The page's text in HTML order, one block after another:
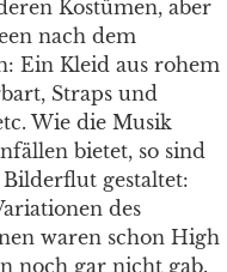
Kostümen, aber
nach dem
Ein Kleid aus rohem
Straps und
Wie die Musik
bietet, so sind
gestaltet:
des
waren schon High
noch gar nicht gab.